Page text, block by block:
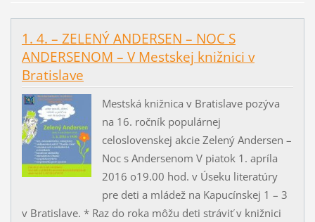
1. 4. – ZELENÝ ANDERSEN – NOC S
ANDERSENOM – V Mestskej knižnici v
Bratislave
Mestská knižnica v Bratislave pozýva
na 16. ročník populárnej
celoslovenskej akcie Zelený Andersen –
Noc s Andersenom V piatok 1. apríla
2016 o19.00 hod. v Úseku literatúry
pre deti a mládež na Kapucínskej 1 – 3
v Bratislave. * Raz do roka môžu deti stráviť v knižnici